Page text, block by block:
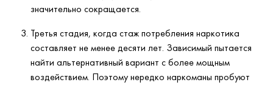
значительно сокращается.
Третья стадия, когда стаж потребления наркотика
составляет не менее десяти лет. Зависимый пытается
найти альтернативный вариант с более мощным
воздействием. Поэтому нередко наркоманы пробуют